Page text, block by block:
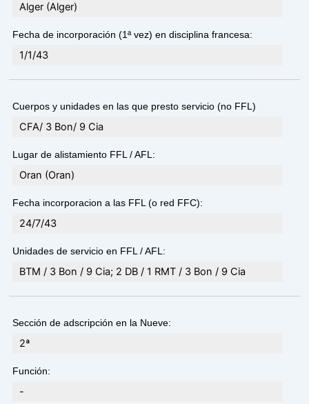
Alger (Alger)
Fecha de incorporación (1ª vez) en disciplina francesa:
1/1/43
Cuerpos y unidades en las que presto servicio (no FFL)
CFA/ 3 Bon/ 9 Cia
Lugar de alistamiento FFL / AFL:
Oran (Oran)
Fecha incorporacion a las FFL (o red FFC):
24/7/43
Unidades de servicio en FFL / AFL:
BTM / 3 Bon / 9 Cia; 2 DB / 1 RMT / 3 Bon / 9 Cia
Sección de adscripción en la Nueve:
2ª
Función:
-